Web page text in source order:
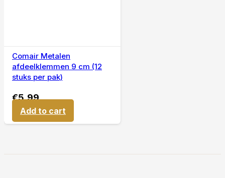
Comair Metalen
afdeelklemmen 9 cm (12
stuks per pak)
€5,99
Add to cart